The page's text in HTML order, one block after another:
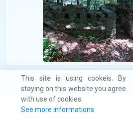
This site is using cookeis. By
staying on this website you agree
with use of cookies.
See more informations